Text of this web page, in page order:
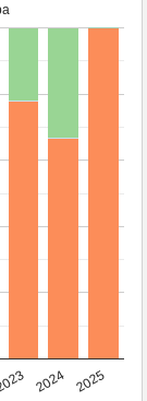
2024 2025